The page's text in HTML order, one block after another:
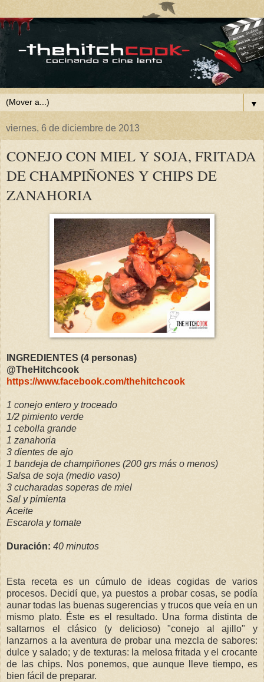
▼
viernes, 6 de diciembre de 2013
CONEJO CON MIEL Y SOJA, FRITADA
DE CHAMPIÑONES Y CHIPS DE
ZANAHORIA
INGREDIENTES (4 personas)
@TheHitchcook
https://www.facebook.com/thehitchcook
1 conejo entero y troceado
1/2 pimiento verde
1 cebolla grande
1 zanahoria
3 dientes de ajo
1 bandeja de champiñones (200 grs más o menos)
Salsa de soja (medio vaso)
3 cucharadas soperas de miel
Sal y pimienta
Aceite
Escarola y tomate
Duración: 40 minutos
Esta receta es un cúmulo de ideas cogidas de varios
procesos. Decidí que, ya puestos a probar cosas, se podía
aunar todas las buenas sugerencias y trucos que veía en un
mismo plato. Éste es el resultado. Una forma distinta de
saltarnos el clásico (y delicioso) "conejo al ajillo" y
lanzarnos a la aventura de probar una mezcla de sabores:
dulce y salado; y de texturas: la melosa fritada y el crocante
de las chips. Nos ponemos, que aunque lleve tiempo, es
bien fácil de preparar.